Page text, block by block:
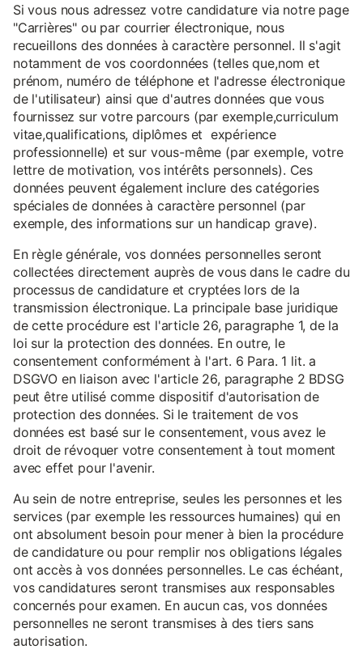
Si vous nous adressez votre candidature via notre page
"Carrières" ou par courrier électronique, nous
recueillons des données à caractère personnel. Il s'agit
notamment de vos coordonnées (telles que,nom et
prénom, numéro de téléphone et l'adresse électronique
de l'utilisateur) ainsi que d'autres données que vous
fournissez sur votre parcours (par exemple,curriculum
vitae,qualifications, diplômes et expérience
professionnelle) et sur vous-même (par exemple, votre
lettre de motivation, vos intérêts personnels). Ces
données peuvent également inclure des catégories
spéciales de données à caractère personnel (par
exemple, des informations sur un handicap grave).
En règle générale, vos données personnelles seront
collectées directement auprès de vous dans le cadre du
processus de candidature et cryptées lors de la
transmission électronique. La principale base juridique
de cette procédure est l'article 26, paragraphe 1, de la
loi sur la protection des données. En outre, le
consentement conformément à l'art. 6 Para. 1 lit. a
DSGVO en liaison avec l'article 26, paragraphe 2 BDSG
peut être utilisé comme dispositif d'autorisation de
protection des données. Si le traitement de vos
données est basé sur le consentement, vous avez le
droit de révoquer votre consentement à tout moment
avec effet pour l'avenir.
Au sein de notre entreprise, seules les personnes et les
services (par exemple les ressources humaines) qui en
ont absolument besoin pour mener à bien la procédure
de candidature ou pour remplir nos obligations légales
ont accès à vos données personnelles. Le cas échéant,
vos candidatures seront transmises aux responsables
concernés pour examen. En aucun cas, vos données
personnelles ne seront transmises à des tiers sans
autorisation.